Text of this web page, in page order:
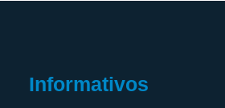
Informativos